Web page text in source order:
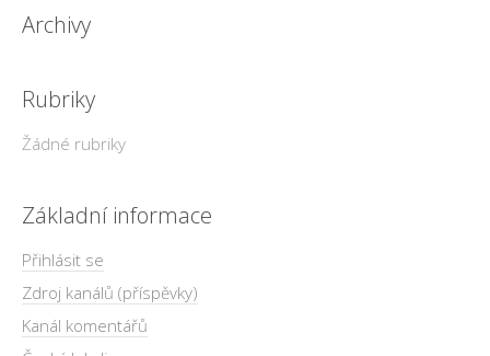
Archivy
Rubriky
Žádné rubriky
Základní informace
Přihlásit se
Zdroj kanálů (příspěvky)
Kanál komentářů